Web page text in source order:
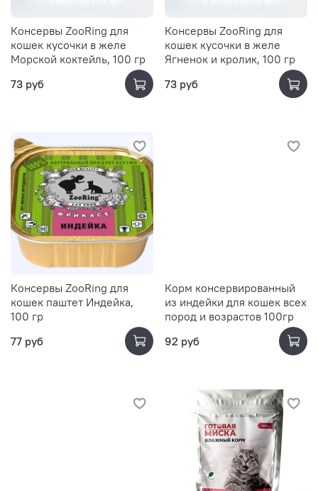
Консервы ZooRing для
кошек кусочки в желе
Морской коктейль, 100 гр
73 руб
Консервы ZooRing для
кошек кусочки в желе
Ягненок и кролик, 100 гр
73 руб
Консервы ZooRing для
кошек паштет Индейка,
100 гр
77 руб
Корм консервированный
из индейки для кошек всех
пород и возрастов 100гр
92 руб